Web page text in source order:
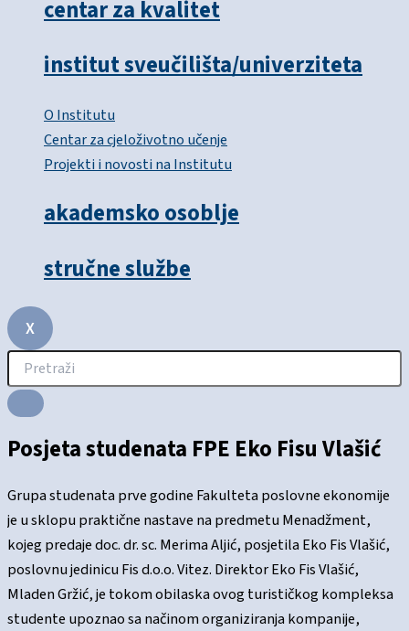
centar za kvalitet
institut sveučilišta/univerziteta
O Institutu
Centar za cjeloživotno učenje
Projekti i novosti na Institutu
akademsko osoblje
stručne službe
X
Posjeta studenata FPE Eko Fisu Vlašić
Grupa studenata prve godine Fakulteta poslovne ekonomije
je u sklopu praktične nastave na predmetu Menadžment,
kojeg predaje doc. dr. sc. Merima Aljić, posjetila Eko Fis Vlašić,
poslovnu jedinicu Fis d.o.o. Vitez. Direktor Eko Fis Vlašić,
Mladen Gržić, je tokom obilaska ovog turističkog kompleksa
studente upoznao sa načinom organiziranja kompanije,